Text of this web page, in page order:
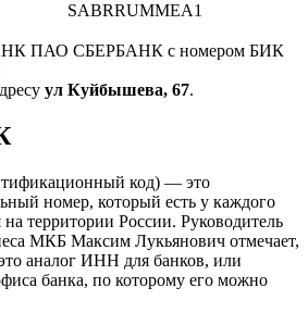
SABRRUMMEA1
ПАО СБЕРБАНК с номером БИК
ул Куйбышева, 67.
код) — это
номер, который есть у каждого
на территории России. Руководитель
МКБ Максим Лукьянович отмечает,
аналог ИНН для банков, или
банка, по которому его можно